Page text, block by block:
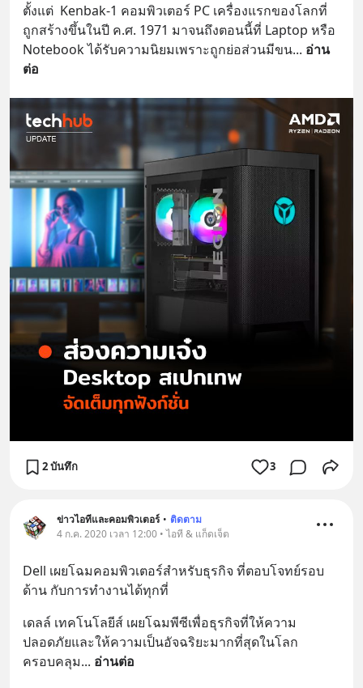
ตั้งแต่  Kenbak-1 คอมพิวเตอร์ PC เครื่องแรกของโลกที่
ถูกสร้างขึ้นในปี ค.ศ. 1971 มาจนถึงตอนนี้ที่ Laptop หรือ
Notebook ได้รับความนิยมเพราะถูกย่อส่วนมีขน... อ่าน
ต่อ
2 บันทึก 3
ข่าวไอทีและคอมพิวเตอร์ • ติดตาม
4 ก.ค. 2020 เวลา 12:00 • ไอที & แก็ดเจ็ต
Dell เผยโฉมคอมพิวเตอร์สำหรับธุรกิจ ที่ตอบโจทย์รอบ
ด้าน กับการทำงานได้ทุกที่
เดลล์ เทคโนโลยีส์ เผยโฉมพีซีเพื่อธุรกิจที่ให้ความ
ปลอดภัยและให้ความเป็นอัจฉริยะมากที่สุดในโลก
ครอบคลุม... อ่านต่อ